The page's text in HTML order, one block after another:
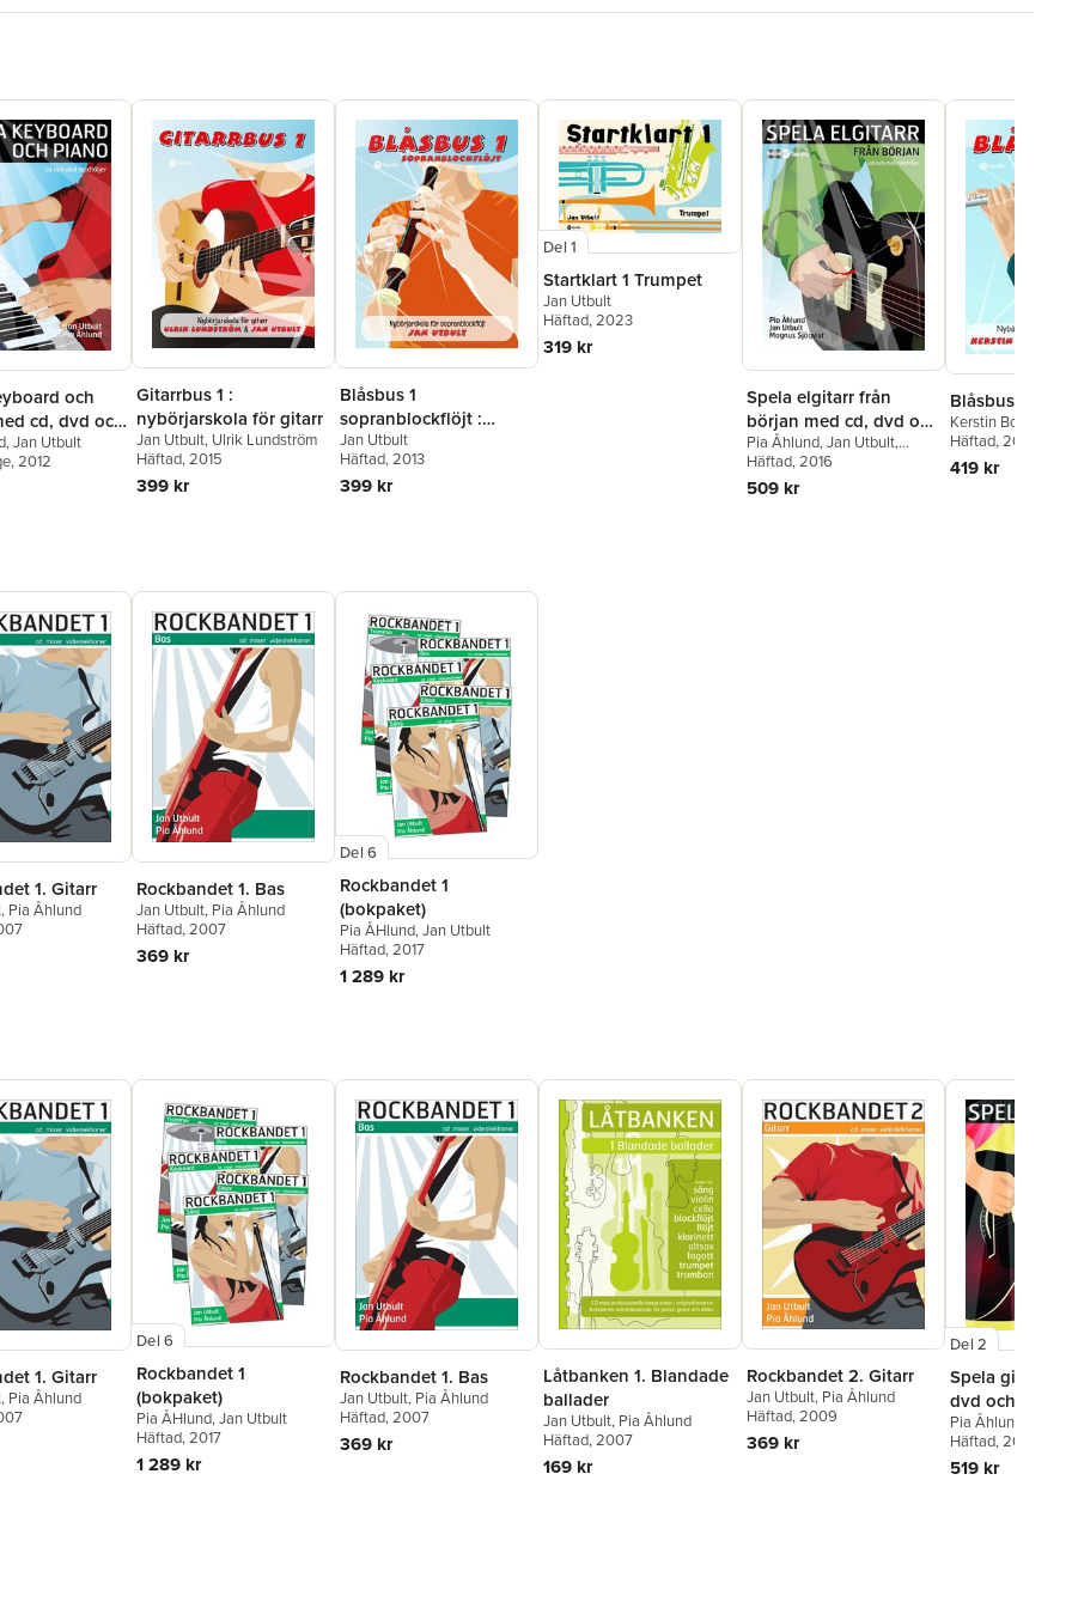
och
cd, dvd och
,Jan Utbult
, 2012
Gitarrbus 1 :
nybörjarskola för gitarr
Jan Utbult, Ulrik Lundström
Häftad, 2015
399 kr
Blåsbus 1
sopranblockflöjt :
nybörjarskola för
sopranblockflöjt
Jan Utbult
Häftad, 2013
399 kr
Del 1
Startklart 1 Trumpet
Jan Utbult
Häftad, 2023
319 kr
Spela elgitarr från
början med cd, dvd och
på Spotify
Pia Åhlund,Jan Utbult,
Magnus Sjöqvist
Häftad, 2016
509 kr
Blåsbus 1
Kerstin Bodin
Häftad, 2015
419 kr
1. Gitarr
, Pia Åhlund
Rockbandet 1. Bas
Jan Utbult, Pia Åhlund
Häftad, 2007
369 kr
Del 6
Rockbandet 1
(bokpaket)
Pia ÅHlund,Jan Utbult
Häftad, 2017
1 289 kr
1. Gitarr
, Pia Åhlund
Del 6
Rockbandet 1
(bokpaket)
Pia ÅHlund,Jan Utbult
Häftad, 2017
1 289 kr
Rockbandet 1. Bas
Jan Utbult, Pia Åhlund
Häftad, 2007
369 kr
Låtbanken 1. Blandade
ballader
Jan Utbult, Pia Åhlund
Häftad, 2007
169 kr
Rockbandet 2. Gitarr
Jan Utbult, Pia Åhlund
Häftad, 2009
369 kr
Del 2
Spela gitarr 2
dvd och på
Pia Åhlund
Häftad, 2014
519 kr